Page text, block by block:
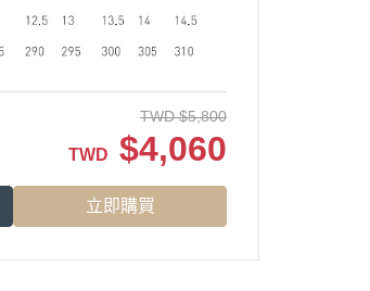
TWD $5,800
TWD $4,060
立即購買